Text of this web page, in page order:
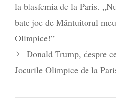
la blasfemia de la Paris.
bate joc de Mântuitorul
Olimpice!”
Donald Trump, despre
Jocurile Olimpice de la